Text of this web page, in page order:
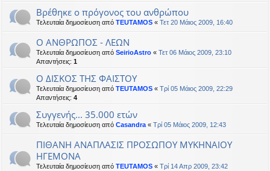
Bρέθηκε ο πρόγονος του ανθρώπου
Τελευταία δημοσίευση από TEUTAMOS « Τετ 20 Μάιος 2009, 16:40
Ο ΑΝΘΡΩΠΟΣ - ΛΕΩΝ
Τελευταία δημοσίευση από SeirioAstro « Τετ 06 Μάιος 2009, 23:10
Απαντήσεις: 1
Ο ΔΙΣΚΟΣ ΤΗΣ ΦΑΙΣΤΟΥ
Τελευταία δημοσίευση από TEUTAMOS « Τρί 05 Μάιος 2009, 22:29
Απαντήσεις: 4
Συγγενής... 35.000 ετών
Τελευταία δημοσίευση από Casandra « Τρί 05 Μάιος 2009, 12:43
ΠΙΘΑΝΗ ΑΝΑΠΛΑΣΙΣ ΠΡΟΣΩΠΟΥ ΜΥΚΗΝΑΙΟΥ
ΗΓΕΜΟΝΑ
Τελευταία δημοσίευση από TEUTAMOS « Τρί 14 Απρ 2009, 23:42